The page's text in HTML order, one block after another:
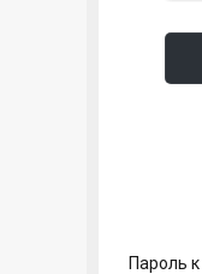
Пароль